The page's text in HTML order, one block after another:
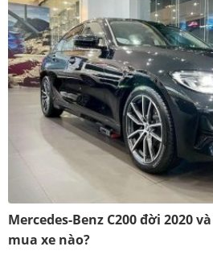
Mercedes-Benz C200 đời 2020
mua xe nào?